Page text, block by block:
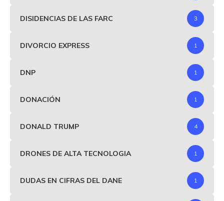
DISIDENCIAS DE LAS FARC 3
DIVORCIO EXPRESS 1
DNP 1
DONACIÓN 1
DONALD TRUMP 4
DRONES DE ALTA TECNOLOGIA 1
DUDAS EN CIFRAS DEL DANE 1